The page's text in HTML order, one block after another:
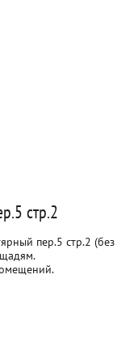
стр.2
пер.5 стр.2 (без